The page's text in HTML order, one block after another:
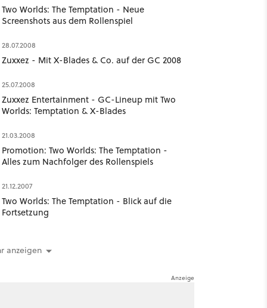
Two Worlds: The Temptation - Neue
Screenshots aus dem Rollenspiel
28.07.2008
Zuxxez - Mit X-Blades & Co. auf der GC 2008
25.07.2008
Zuxxez Entertainment - GC-Lineup mit Two
Worlds: Temptation & X-Blades
21.03.2008
Promotion: Two Worlds: The Temptation -
Alles zum Nachfolger des Rollenspiels
21.12.2007
Two Worlds: The Temptation - Blick auf die
Fortsetzung
anzeigen